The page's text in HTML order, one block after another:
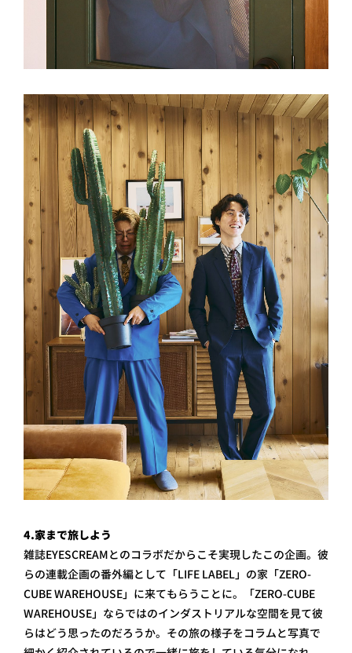
4.家まで旅しよう
雑誌EYESCREAMとのコラボだからこそ実現したこの企画。彼
らの連載企画の番外編として「LIFE LABEL」の家「ZERO-
CUBE WAREHOUSE」に来てもらうことに。「ZERO-CUBE
WAREHOUSE」ならではのインダストリアルな空間を見て彼
らはどう思ったのだろうか。その旅の様子をコラムと写真で